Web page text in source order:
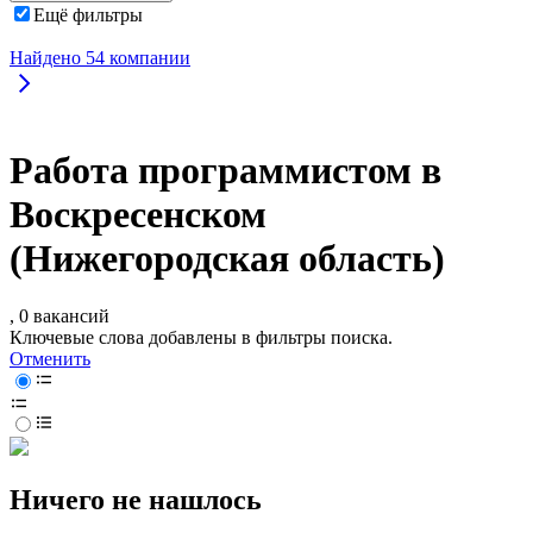
Ещё фильтры
Найдено 54 компании
Работа программистом в
Воскресенском
(Нижегородская область)
, 0 вакансий
Ключевые слова добавлены в фильтры поиска.
Отменить
Ничего не нашлось